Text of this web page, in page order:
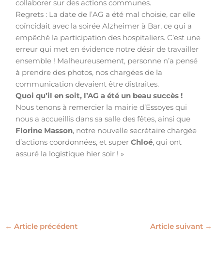
collaborer sur des actions communes.
Regrets : La date de l’AG a été mal choisie, car elle
coïncidait avec la soirée Alzheimer à Bar, ce qui a
empêché la participation des hospitaliers. C’est une
erreur qui met en évidence notre désir de travailler
ensemble ! Malheureusement, personne n’a pensé
à prendre des photos, nos chargées de la
communication devaient être distraites.
Quoi qu’il en soit, l’AG a été un beau succès !
Nous tenons à remercier la mairie d’Essoyes qui
nous a accueillis dans sa salle des fêtes, ainsi que
Florine Masson, notre nouvelle secrétaire chargée
d’actions coordonnées, et superChloé, qui ont
assuré la logistique hier soir ! »
← Article précédent Article suivant →